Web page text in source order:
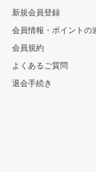
新規会員登録
会員情報・ポイントの
会員規約
よくあるご質問
退会手続き